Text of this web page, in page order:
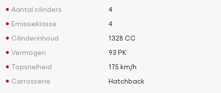
Aantal cilinders 4
Emissieklasse 4
Cilinderinhoud 1328 CC
Vermogen 93 PK
Topsnelheid 175 km/h
Carrosserie Hatchback